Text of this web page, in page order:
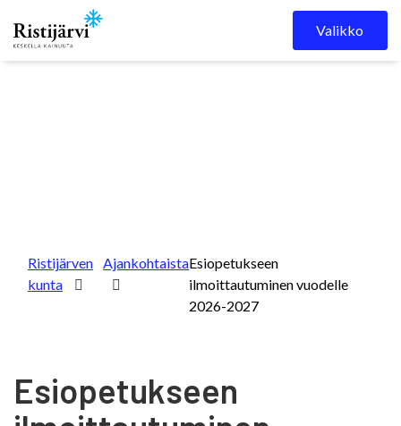
Skip to content
Valikko
Ristijärven
kunta
AjankohtaistaEsiopetukseen
ilmoittautuminen vuodelle
2026-2027
Esiopetukseen